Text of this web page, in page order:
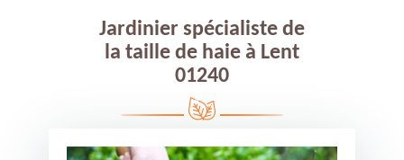
Jardinier spécialiste de
la taille de haie à Lent
01240